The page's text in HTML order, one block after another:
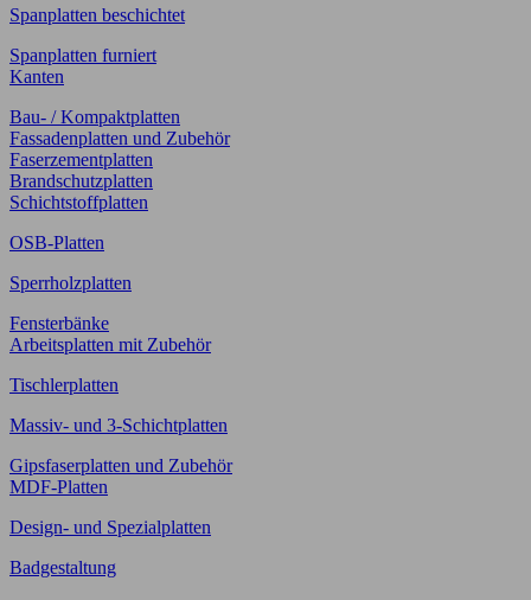
Spanplatten beschichtet
Spanplatten furniert
Kanten
Bau- / Kompaktplatten
Fassadenplatten und Zubehör
Faserzementplatten
Brandschutzplatten
Schichtstoffplatten
OSB-Platten
Sperrholzplatten
Fensterbänke
Arbeitsplatten mit Zubehör
Tischlerplatten
Massiv- und 3-Schichtplatten
Gipsfaserplatten und Zubehör
MDF-Platten
Design- und Spezialplatten
Badgestaltung